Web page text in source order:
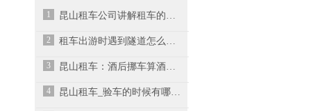
1 昆山租车公司讲解租车的六大优势
2 租车出游时遇到隧道怎么过？
3 昆山租车：酒后挪车算酒驾吗？
4 昆山租车_验车的时候有哪些步骤